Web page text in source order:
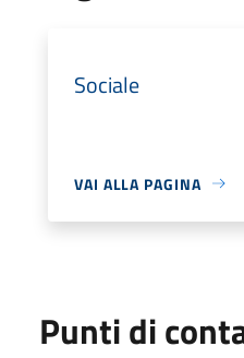
Sociale
VAI ALLA PAGINA
Punti di